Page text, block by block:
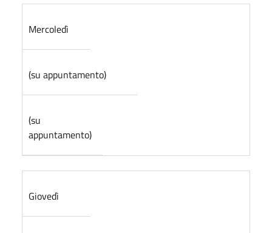
Mercoledì
(su appuntamento)
(su
appuntamento)
Giovedì